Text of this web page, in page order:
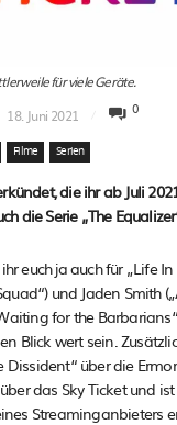
für viele Geräte.
18. Juni 2021 0
Filme Serien
die ihr ab Juli
die Serie „The
euch ja auch für „Life
und Jaden Smith
for the
Blick wert sein.
über die
das Sky Ticket und
Streaminganbieters